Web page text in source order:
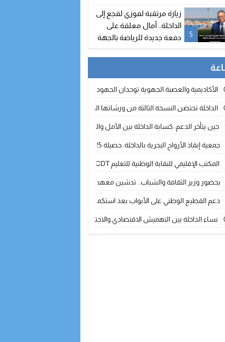
5
زيارة مرتقبة لفوزي لقجع إلى
الداخلة.. آمال معلقة على
دفعة جديدة للرياضة بالجهة
الأكاديمية والعصبة الجهوية توحدان الجهود لتطوير الممارسة الكروية بجهة
الداخلة تحتضن النسخة الثالثة من ورشاتها الدولية: تكوين متخصص في التراث
حين يتأخر الدعم: كسابة الداخلة بين الأمل والقلق ؟
جمعية إنقاذ الأرواح البحرية بالداخلة: حصيلة 2025 بين مهام الإنقاذ ومشروع “دار البحار”
المكتب الإقليمي للنقابة الوطنية للتعليم CDT يجتمع مع المدير الإقليمي لمناقشة ملفات جوهرية لنساء ورجال التعليم
بحضور وزير الثقافة والشباب.. تدشين معهد الموسيقى والفنون الكوريغرافية بالداخلة
دعم القطيع الوطني على الأبواب بعد استكمال الترقيم… الفلاحة المغربية
نساء الداخلة بين التهميش الاقتصادي والاجتماعي… في المؤسسات الإنتاجية